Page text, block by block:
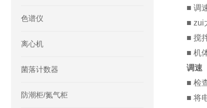
■ 调
■ zui
■ 搅
■ 机
调速
■ 检
■ 将
色谱仪
离心机
菌落计数器
防潮柜/氮气柜